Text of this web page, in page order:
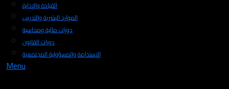
القيادة والإدارة
الموارد البشرية والتدريب
دورات مالية ومحاسبة
دورات القانون
الاستدامة والمسؤولية المجتمعية
Menu